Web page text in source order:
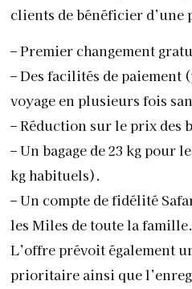
clients de bénéficier d’une
– Premier changement
– Des facilités de
voyage en plusieurs fois
– Réduction sur le prix des
– Un bagage de 23 kg pour
kg habituels).
– Un compte de fidélité
les Miles de toute la famille.
L’offre prévoit également
prioritaire ainsi que